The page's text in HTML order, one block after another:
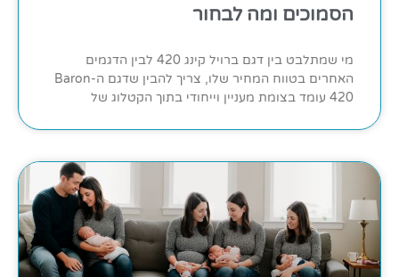
הסמוכים ומה לבחור
מי שמתלבט בין דגם ברויל קינג 420 לבין הדגמים
האחרים בטווח המחיר שלו, צריך להבין שדגם ה-Baron
420 עומד בצומת מעניין וייחודי בתוך הקטלוג של